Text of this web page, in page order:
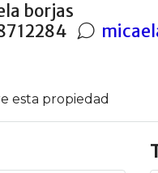
borjas
esta propiedad